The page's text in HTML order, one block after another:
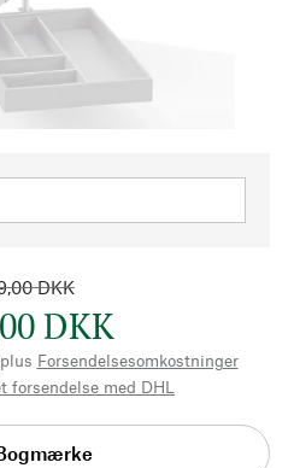
DKK
DKK
Forsendelsesomkostninger
forsendelse med DHL